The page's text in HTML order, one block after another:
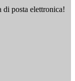
di posta elettronica!